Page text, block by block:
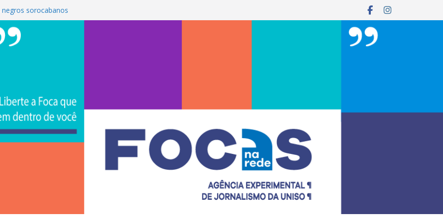
sorocabanos
a terceira artista do #ConviteMPB do
Brasil 2026 promove integração, ciência e
Uniso